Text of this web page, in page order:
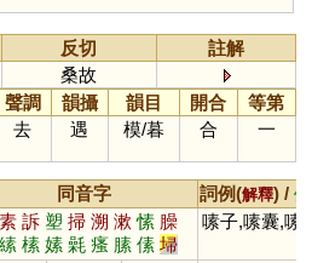
反切
註解
桑故
聲調 韻攝 韻目 開合
等第
去 遇 模/暮 合 一
同音字 詞例(解釋) /
素 訴 塑 掃 溯 漱 愫 臊
縤 榡 嫊 氉 瘙 膆 傃 埽
嗉子,嗉囊,嗉